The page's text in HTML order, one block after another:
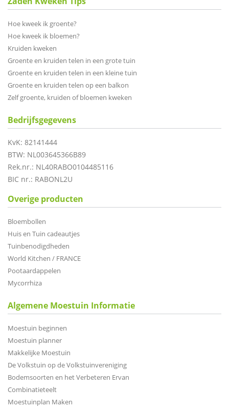
Hoe kweek ik groente?
Hoe kweek ik bloemen?
Kruiden kweken
Groente en kruiden telen in een grote tuin
Groente en kruiden telen in een kleine tuin
Groente en kruiden telen op een balkon
Zelf groente, kruiden of bloemen kweken
Bedrijfsgegevens
KvK: 82141444
BTW: NL003645366B89
Rek.nr.: NL40RABO0104485116
BIC nr.: RABONL2U
Overige producten
Bloembollen
Huis en Tuin cadeautjes
Tuinbenodigdheden
World Kitchen / FRANCE
Pootaardappelen
Mycorrhiza
Algemene Moestuin Informatie
Moestuin beginnen
Moestuin planner
Makkelijke Moestuin
De Volkstuin op de Volkstuinvereniging
Bodemsoorten en het Verbeteren Ervan
Combinatieteelt
Moestuinplan Maken